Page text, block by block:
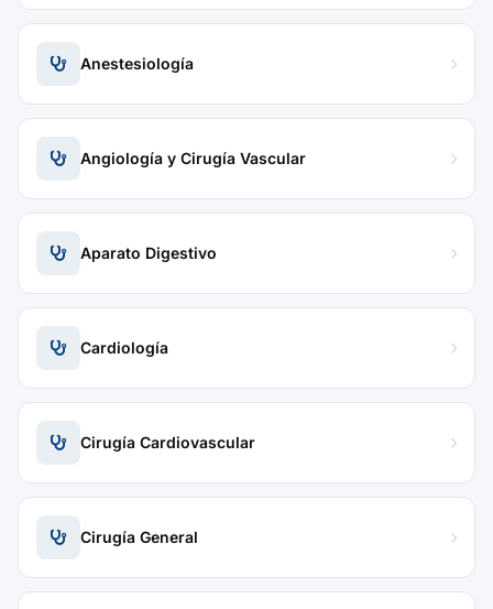
Anestesiología
Angiología y Cirugía Vascular
Aparato Digestivo
Cardiología
Cirugía Cardiovascular
Cirugía General